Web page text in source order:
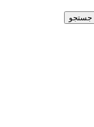
جستجو